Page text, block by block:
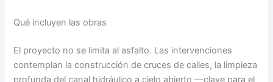
Qué incluyen las obras
El proyecto no se limita al asfalto. Las intervenciones
contemplan la construcción de cruces de calles, la limpieza
profunda del canal hidráulico a cielo abierto —clave para el